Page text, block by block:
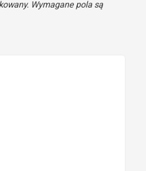
Wymagane pola są